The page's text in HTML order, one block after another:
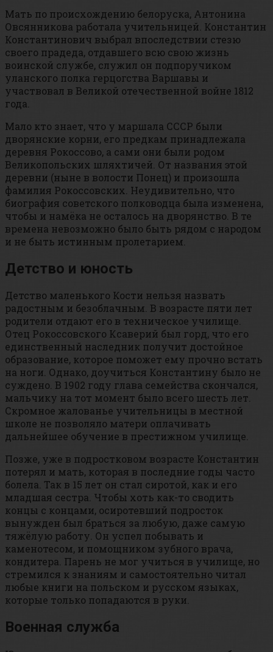
Мать по происхождению белоруска, Антонина
Овсянникова работала учительницей. Константин
Константинович выбрал впоследствии стезю
своего прадеда, отдавшего всю свою жизнь
воинской службе, служил он подпоручиком
уланского полка герцогства Варшавы и
участвовал в Великой отечественной войне 1812
года.
Мало кто знает, что у маршала СССР были
дворянские корни, его предкам принадлежала
деревня Рокоссово, а сами они были родом
Великопольских шляхтичей. От названия этой
деревни (ныне в волости Понец) и произошла
фамилия Рокоссовских. Неудивительно, что
биография советского полководца была изменена,
чтобы и намёка не осталось на дворянство. В те
времена невозможно было быть рядом с народом
и не быть истинным пролетарием.
Детство и юность
Детство маленького Кости нельзя назвать
радостным и безоблачным. В возрасте пяти лет
родители отдают его в техническое училище.
Отец Рокоссовского Ксаверий был горд, что его
единственный наследник получит достойное
образование, которое поможет ему прочно встать
на ноги. Однако, доучиться Константину было не
суждено. В 1902 году глава семейства скончался,
мальчику на тот момент было всего шесть лет.
Скромное жалованье учительницы в местной
школе не позволяло матери оплачивать
дальнейшее обучение в престижном училище.
Позже, уже в подростковом возрасте Константин
потерял и мать, которая в последние годы часто
болела. Так в 15 лет он стал сиротой, как и его
младшая сестра. Чтобы хоть как-то сводить
концы с концами, осиротевший подросток
вынужден был браться за любую, даже самую
тяжёлую работу. Он успел побывать и
каменотесом, и помощником зубного врача,
кондитера. Парень не мог учиться в училище, но
стремился к знаниям и самостоятельно читал
любые книги на польском и русском языках,
которые только попадаются в руки.
Военная служба